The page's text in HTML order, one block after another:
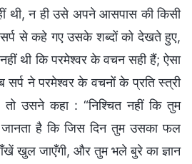
थी, न ही उसे अपने आसपास की किसी
सर्प से कहे गए उसके शब्दों को देखते हुए,
थी कि परमेश्वर के वचन सही हैं; ऐसा
ने परमेश्वर के वचनों के प्रति स्त्री
तो उसने कहा : “निश्चित नहीं कि तुम
है कि जिस दिन तुम उसका फल
खुल जाएँगी, और तुम भले बुरे का ज्ञान